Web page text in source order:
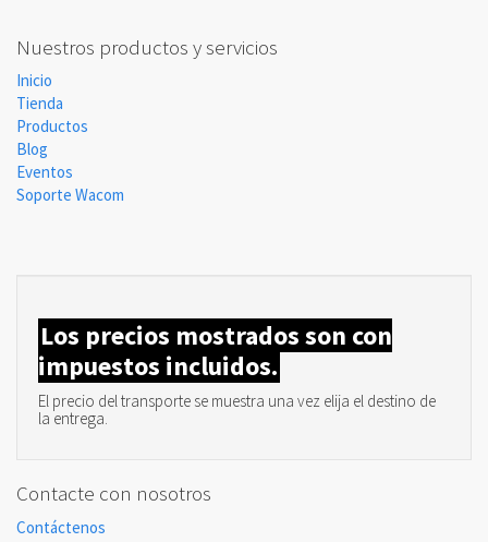
Nuestros productos y servicios
Inicio
Tienda
Productos
Blog
Eventos
Soporte Wacom
Los precios mostrados son con
impuestos incluidos.
El precio del transporte se muestra una vez elija el destino de
la entrega.
Contacte con nosotros
Contáctenos